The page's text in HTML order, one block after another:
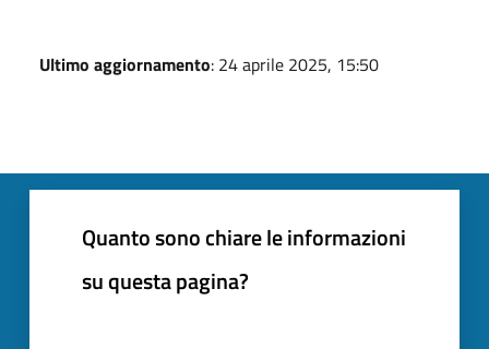
Ultimo aggiornamento: 24 aprile 2025, 15:50
Quanto sono chiare le informazioni
su questa pagina?